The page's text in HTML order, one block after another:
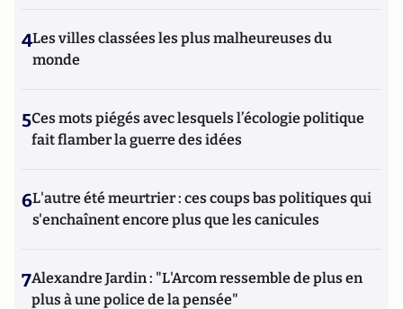
4Les villes classées les plus malheureuses du
monde
5Ces mots piégés avec lesquels l’écologie politique
fait flamber la guerre des idées
6L'autre été meurtrier : ces coups bas politiques qui
s'enchaînent encore plus que les canicules
7Alexandre Jardin : "L'Arcom ressemble de plus en
plus à une police de la pensée"